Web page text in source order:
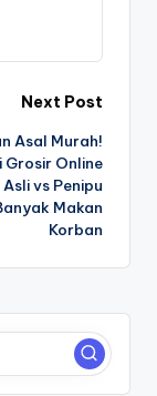
Next Post
Asal Murah!
Grosir Online
vs Penipu
Makan
Korban